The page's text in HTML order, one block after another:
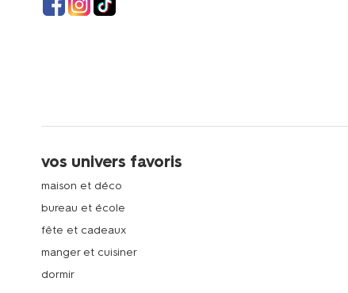
vos univers favoris
maison et déco
bureau et école
fête et cadeaux
manger et cuisiner
dormir